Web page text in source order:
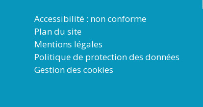
Accessibilité : non conforme
Plan du site
Mentions légales
Politique de protection des données
Gestion des cookies